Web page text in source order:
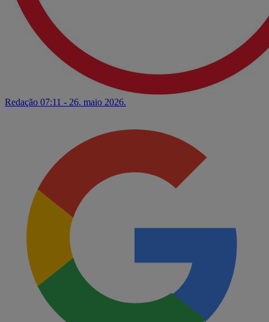
Redação 07:11 - 26. maio 2026.